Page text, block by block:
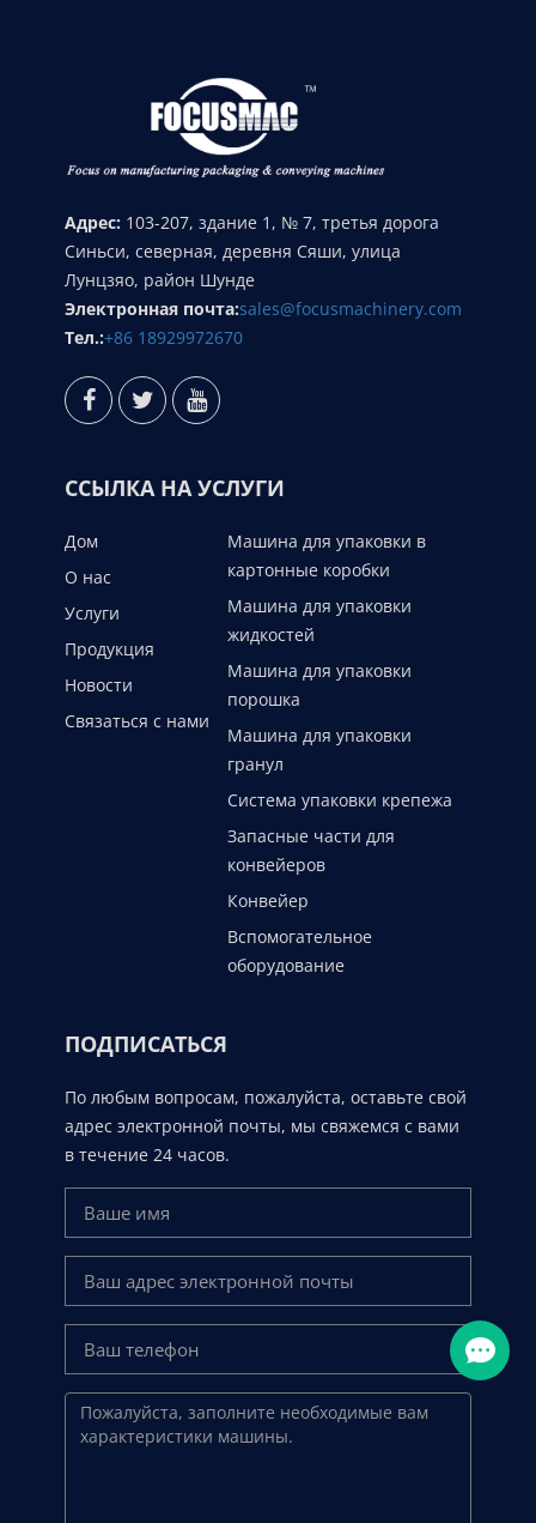
Адрес: 103-207, здание 1, № 7, третья дорога
Синьси, северная, деревня Сяши, улица
Лунцзяо, район Шунде
Электронная почта:sales@focusmachinery.com
Тел.:+86 18929972670
ССЫЛКА НА УСЛУГИ
Дом
О нас
Услуги
Продукция
Новости
Связаться с нами
Машина для упаковки в
картонные коробки
Машина для упаковки
жидкостей
Машина для упаковки
порошка
Машина для упаковки
гранул
Система упаковки крепежа
Запасные части для
конвейеров
Конвейер
Вспомогательное
оборудование
ПОДПИСАТЬСЯ
По любым вопросам, пожалуйста, оставьте свой
адрес электронной почты, мы свяжемся с вами
в течение 24 часов.